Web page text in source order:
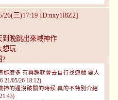
26(三)17:19 ID:nxy1l8Z2]
到晚跳出來喊神作
玩..
?
那麼多 有興趣就會去自行找遊戲 要人
21/05/26 18:12)
神的還沒破關的時候 真的不特別介紹